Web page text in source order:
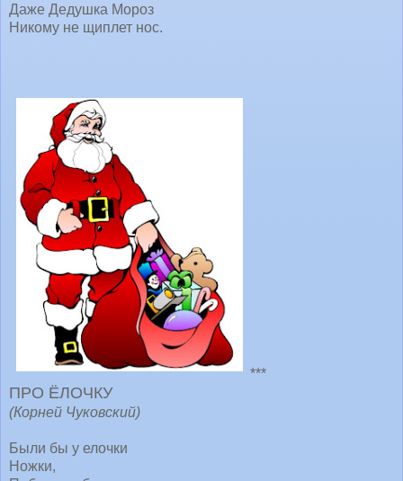
Даже Дедушка Мороз
Никому не щиплет нос.
***
ПРО ЁЛОЧКУ
(Корней Чуковский)
Были бы у елочки
Ножки,